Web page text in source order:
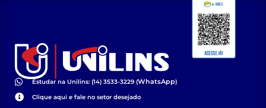
Estudar na Unilins: (14) 3533-3229 (WhatsApp)
Clique aqui e fale no setor desejado